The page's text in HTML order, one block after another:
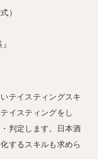
）
テイスティングスキ
イスティングをし
判定します。日本酒
するスキルも求めら